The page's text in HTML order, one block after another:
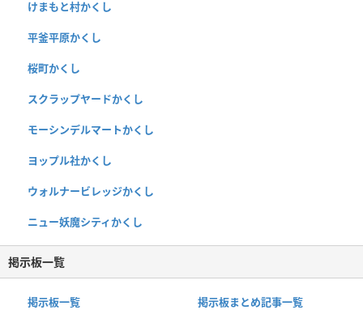
けまもと村かくし
平釜平原かくし
桜町かくし
スクラップヤードかくし
モーシンデルマートかくし
ヨップル社かくし
ウォルナービレッジかくし
ニュー妖魔シティかくし
掲示板一覧
掲示板一覧 掲示板まとめ記事一覧